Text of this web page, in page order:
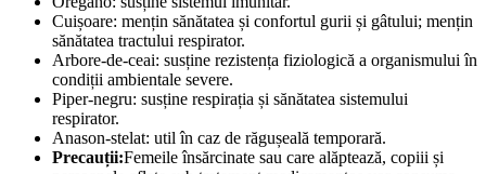
Cuișoare: mențin sănătatea și confortul gurii și gâtului; mențin
sănătatea tractului respirator.
Arbore-de-ceai: susține rezistența fiziologică a organismului în
condiții ambientale severe.
Piper-negru: susține respirația și sănătatea sistemului
respirator.
Anason-stelat: util în caz de răgușeală temporară.
Precauții:Femeile însărcinate sau care alăptează, copiii și